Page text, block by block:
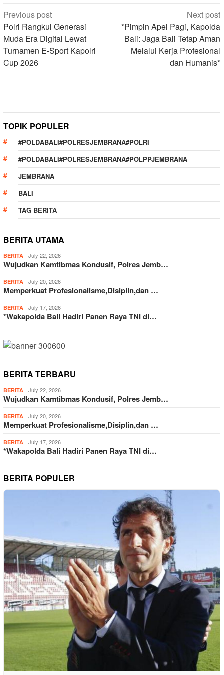
Post
navigation
Previous post
Polri Rangkul Generasi
Muda Era Digital Lewat
Turnamen E-Sport Kapolri
Cup 2026
Next post
*Pimpin Apel Pagi, Kapolda
Bali: Jaga Bali Tetap Aman
Melalui Kerja Profesional
dan Humanis*
TOPIK POPULER
#POLDABALI#POLRESJEMBRANA#POLRI
#POLDABALI#POLRESJEMBRANA#POLPPJEMBRANA
JEMBRANA
BALI
TAG BERITA
BERITA UTAMA
BERITA July 22, 2026
Wujudkan Kamtibmas Kondusif, Polres Jemb…
BERITA July 20, 2026
Memperkuat Profesionalisme,Disiplin,dan …
BERITA July 17, 2026
*Wakapolda Bali Hadiri Panen Raya TNI di…
BERITA TERBARU
BERITA July 22, 2026
Wujudkan Kamtibmas Kondusif, Polres Jemb…
BERITA July 20, 2026
Memperkuat Profesionalisme,Disiplin,dan …
BERITA July 17, 2026
*Wakapolda Bali Hadiri Panen Raya TNI di…
BERITA POPULER